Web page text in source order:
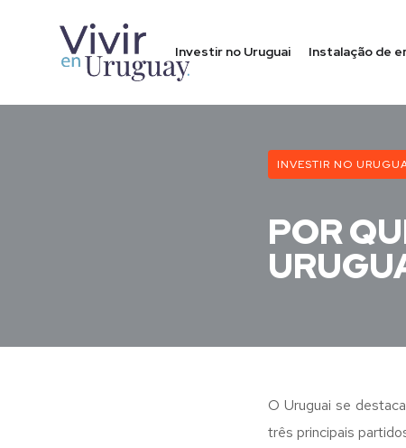
Investir no Uruguai Instalação de
INVESTIR NO
POR
O Uruguai se
três principais